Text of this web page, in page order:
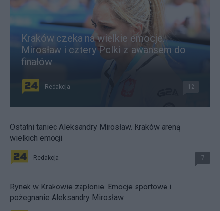
Kraków czeka na wielkie emocje.
Mirosław i cztery Polki z awansem do
finałów
Redakcja 12
Ostatni taniec Aleksandry Mirosław. Kraków areną
wielkich emocji
Redakcja 7
Rynek w Krakowie zapłonie. Emocje sportowe i
pożegnanie Aleksandry Mirosław